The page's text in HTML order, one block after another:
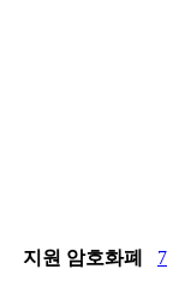
지원 암호화폐
7